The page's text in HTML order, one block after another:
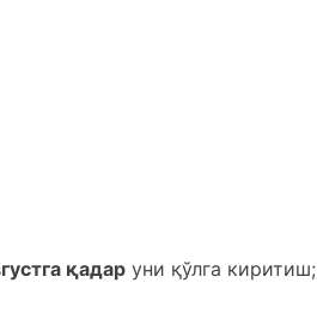
қадар уни қўлга киритиш;